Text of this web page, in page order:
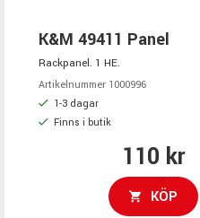
K&M 49411 Panel
Rackpanel. 1 HE.
Artikelnummer 1000996
1-3 dagar
Finns i butik
110 kr
KÖP